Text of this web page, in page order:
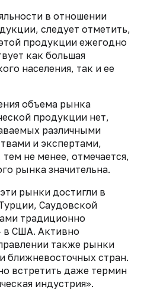
в отношении
следует отметить,
продукции ежегодно
как большая
населения, так и ее
объема рынка
продукции нет,
различными
и экспертами,
не менее, отмечается,
рынка значительна.
рынки достигли в
Саудовской
традиционно
в США. Активно
также рынки
ближневосточных стран.
встретить даже термин
индустрия».